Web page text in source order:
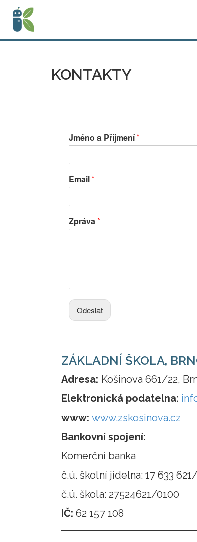
KONTAKTY
Jméno a Příjmení*
Email *
Zpráva *
Odeslat
ZÁKLADNÍ ŠKOLA,
Adresa: Košinova 661/22,
Elektronická podatelna:
www: www.zskosinova.cz
Bankovní spojení:
Komerční banka
č.ú. školní jídelna: 17 633
č.ú. škola: 27524621/0100
IČ: 62 157 108